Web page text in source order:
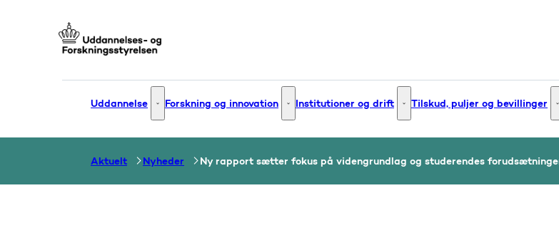
Uddannelse Uddannelse - Flere links
Forskning og innovation Forskning og innovation - Flere links
Institutioner og drift Institutioner og drift - Flere links
Tilskud, puljer og bevillinger
Aktuelt Nyheder Ny rapport sætter fokus på videngrundlag og studerendes